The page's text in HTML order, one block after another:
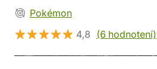
Pokémon
4,8
(6 hodnotení)